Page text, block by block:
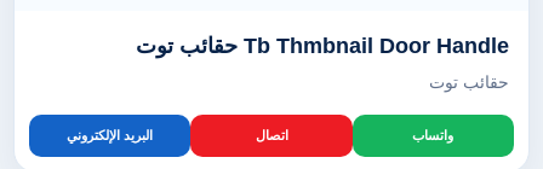
Tb Thmbnail Door Handle حقائب توت
حقائب توت
واتساب اتصال البريد الإلكتروني